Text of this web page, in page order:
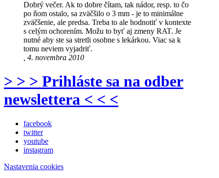
Dobrý večer. Ak to dobre čítam, tak nádor, resp. to čo
po ňom ostalo, sa zväčšilo o 3 mm - je to minimálne
zväčšenie, ale predsa. Treba to ale hodnotiť v kontexte
s celým ochorením. Možu to byť aj zmeny RAT. Je
nutné aby ste sa stretli osobne s lekárkou. Viac sa k
tomu neviem vyjadriť.
, 4. novembra 2010
> > > Prihláste sa na odber
newslettera < < <
facebook
twitter
youtube
instagram
Nastavenia cookies